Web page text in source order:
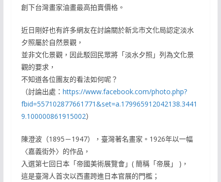
創下台灣畫家油畫最高拍賣價格。
近日剛好也有許多網友在討論關於新北市文化局認定淡水
夕照屬於自然景觀，
並非文化景觀，因此駁回民眾將「淡水夕照」列為文化景
觀的要求，
不知道各位團友的看法如何呢？
（討論出處： https://www.facebook.com/photo.php?
fbid=557102877661771&set=a.179965912042138.3441
9.100000861915002）
陳澄波（1895－1947），臺灣著名畫家。1926年以一幅
〈嘉義街外〉的作品，
入選第七回日本「帝國美術展覽會」( 簡稱「帝展」 )，
這是臺灣人首次以西畫跨進日本官展的門檻；